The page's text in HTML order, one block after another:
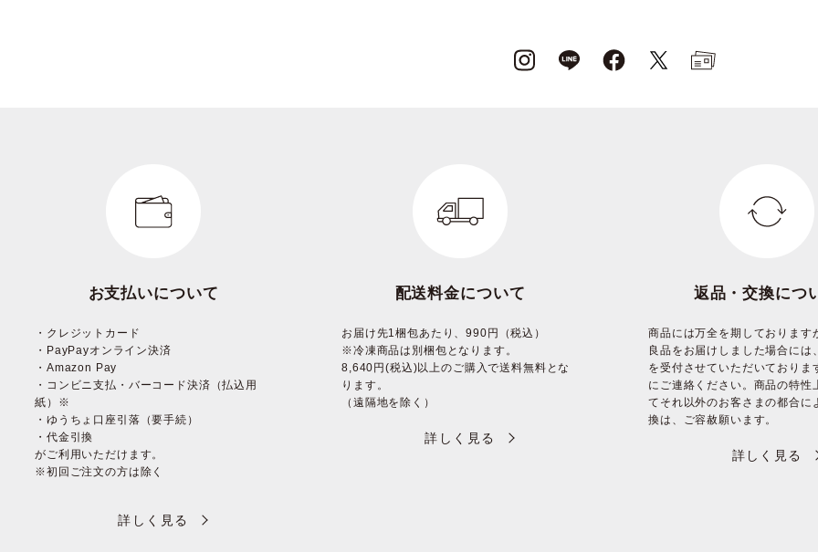
お支払いについて
・クレジットカード
・PayPayオンライン決済
・Amazon Pay
・コンビニ支払・バーコード決済（払込用
紙）※
・ゆうちょ口座引落（要手続）
・代金引換
がご利用いただけます。
※初回ご注文の方は除く
詳しく見る
配送料金について
お届け先1梱包あたり、990円（税込）
※冷凍商品は別梱包となります。
8,640円(税込)以上のご購入で送料無料とな
ります。
（遠隔地を除く）
詳しく見る
返品・交換につ
商品には万全を期しております
良品をお届けしました場合には
を受付させていただいておりま
にご連絡ください。商品の特性
てそれ以外のお客さまの都合に
換は、ご容赦願います。
詳しく見る